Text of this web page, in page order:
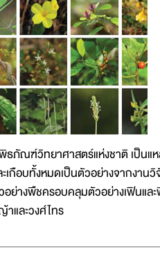
ณฑ์วิทยาศาสตร์แห่งชาติ เป็นแห
เกือบทั้งหมดเป็นตัวอย่างจากงาน
างพืชครอบคลุมตัวอย่างเฟินและ
าและวงศ์ไทร